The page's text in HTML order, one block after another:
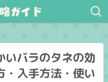
いバラのタネの効
・入手方法・使い